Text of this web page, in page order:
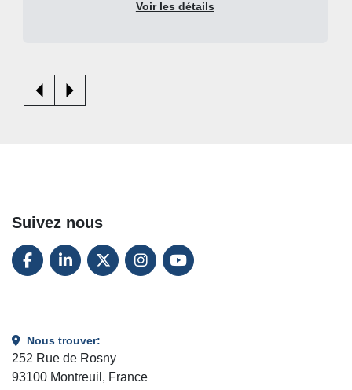
Voir les détails
Suivez nous
FACEBOOK
LINKEDINTWITTERINSTAGRAM
YOUTUBE
Nous trouver:
252 Rue de Rosny
93100 Montreuil, France